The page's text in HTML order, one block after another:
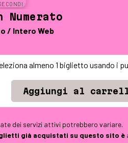
Numerato
/ Intero Web
almeno 1 biglietto usando i
dei servizi attivi potrebbero variare.
già acquistati su questo sito è